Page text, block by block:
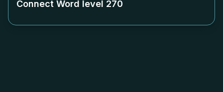
Connect Word level 270